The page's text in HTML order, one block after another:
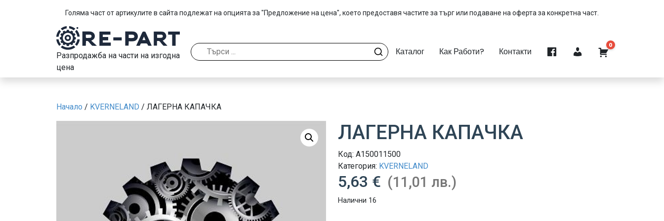
Голяма част от артикулите в сайта подлежат на опцията за "Предложение на цена", което предоставя частите за търг или подаване на оферта за конкретна част.
Разпродажба на части на изгодна
цена
Каталог Как Работи? Контакти
0
Начало / KVERNELAND / ЛАГЕРНА КАПАЧКА
ЛАГЕРНА КАПАЧКА
Код: A150011500
Категория: KVERNELAND
5,63 € (11,01 лв.)
Налични 16